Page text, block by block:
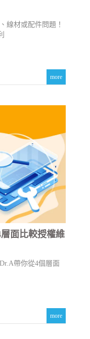
線材或配件問題！
more
面比較授權維
帶你從4個層面
more